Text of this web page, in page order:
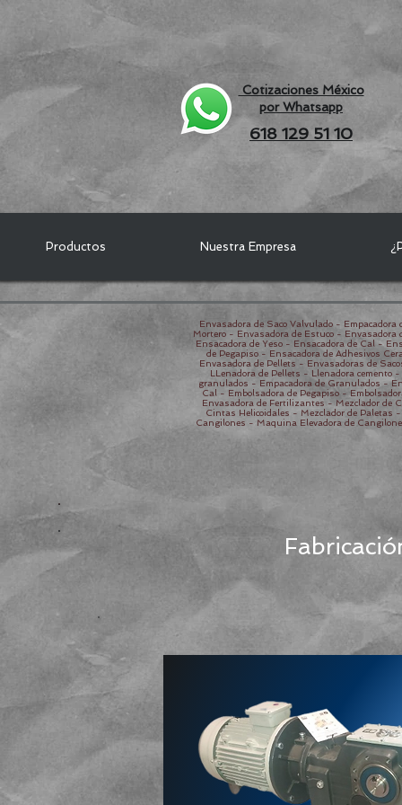
Cotizaciones México
por Whatsapp
618 129 51 10
Productos Nuestra Empresa
Envasadora de Saco Valvulado -
Mortero - Envasadora de Estuco - Envasadora
Ensacadora de Yeso - Ensacadora de Cal -
de Pegapiso - Ensacadora de Adhesivos
Envasadora de Pellets - Envasadoras de
LLenadora de Pellets - Llenadora
granulados - Empacadora de Granulados -
Cal - Embolsadora de Pegapiso -
Envasadora de Fertilizantes - Mezclador de
Cintas Helicoidales - Mezclador de Paletas
Cangilones - Maquina Elevadora de